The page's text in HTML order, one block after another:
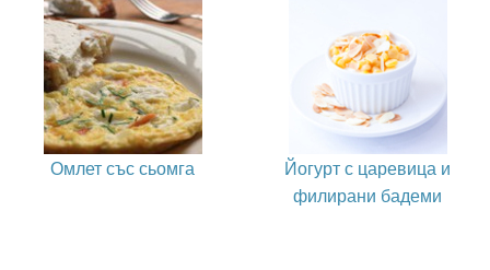
Омлет със сьомга
Йогурт с царевица и
филирани бадеми